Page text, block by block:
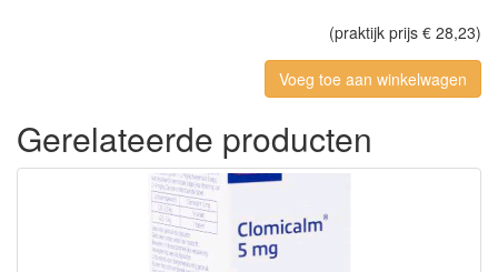
(praktijk prijs € 28,23)
Gerelateerde producten